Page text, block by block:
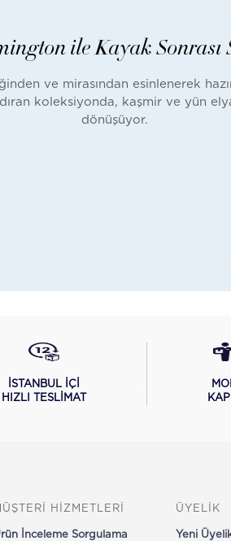
ile Kayak Sonrası
ve mirasından esinlenerek
koleksiyonda, kaşmir ve yün
dönüşüyor.
İSTANBUL İÇİ
HIZLI TESLİMAT
HİZMETLERİ
İnceleme Sorgulama
ÜYELİK
Yeni